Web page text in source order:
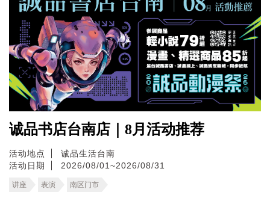
诚品书店台南店｜8月活动推荐
活动地点
诚品生活台南
活动日期
2026/08/01~2026/08/31
讲座 表演 南区门市